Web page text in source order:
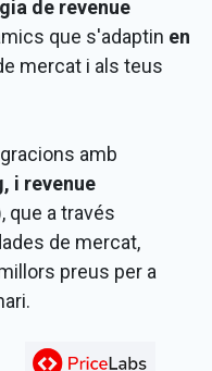
de revenue
que s'adaptin en
mercat i als teus
amb
i revenue
, que a través
de mercat,
preus per a